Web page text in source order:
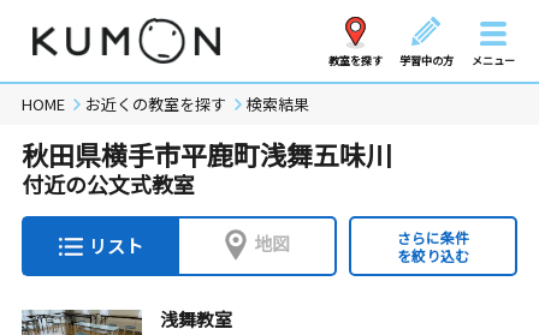
教室を探す 学習中の方 メニュー
HOME お近くの教室を探す 検索結果
秋田県横手市平鹿町浅舞五味川
付近の公文式教室
リスト 地図
さらに条件
を絞り込む
浅舞教室